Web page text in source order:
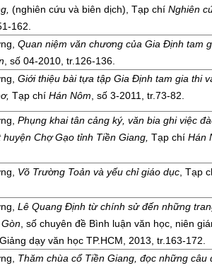
(nghiên cứu và biên dịch), Tạp chí Nghiên
162.
Quan niệm văn chương của Gia Định tam
, số 04-2010, tr.126-136.
Giới thiệu bài tựa tập Gia Định tam gia thi
, Tạp chí Hán Nôm , số 3-2011, tr.73-82.
Phụng khai tân cảng ký, văn bia ghi việc
Chợ Gạo tỉnh Tiền Giang Tạp chí Hán
Võ Trường Toản và yếu chỉ giáo dục , Tạp
Lê Quang Định từ chính sử đến những
, số chuyên đề Bình luận văn học, niên
dạy văn học TP.HCM, 2013, tr.163-172.
Thăm chùa cổ Tiền Giang, đọc những câu